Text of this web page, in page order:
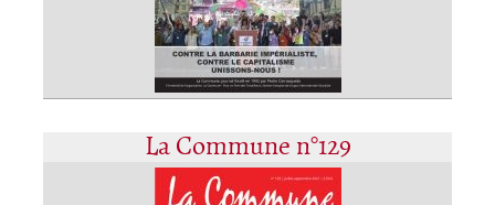
La Commune n°129